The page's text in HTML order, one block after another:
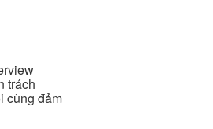
trách
cùng đảm